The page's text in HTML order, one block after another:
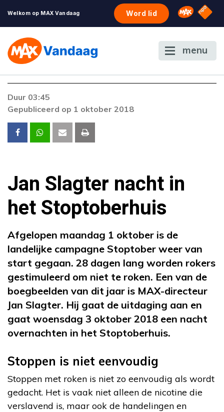
Welkom op MAX Vandaag Word lid Omroep
NPO
menu
De gewenste stream is op dit moment niet
voordoen, neem dan contact op met onze
klantenservice.
Duur 03:45
Gepubliceerd op 1 oktober 2018
Jan Slagter nacht in
het Stoptoberhuis
Afgelopen maandag 1 oktober is de
landelijke campagne Stoptober weer van
start gegaan. 28 dagen lang worden rokers
gestimuleerd om niet te roken. Een van de
boegbeelden van dit jaar is MAX-directeur
Jan Slagter. Hij gaat de uitdaging aan en
gaat woensdag 3 oktober 2018 een nacht
overnachten in het Stoptoberhuis.
Stoppen is niet eenvoudig
Stoppen met roken is niet zo eenvoudig als wordt
gedacht. Het is vaak niet alleen de nicotine die
verslavend is, maar ook de handelingen en